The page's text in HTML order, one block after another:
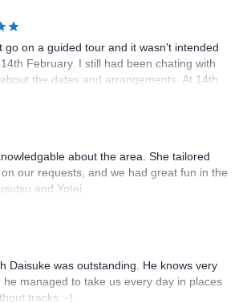
go on a guided tour and it wasn't intended
February. I still had been chating with
the dates and arrangements. At 14th
intended to go on a tour. Sorry, maybe
Waturu anymore to proof that we were
date. Due to an infect I'm not going to be
with Waturu before I leave. Would you
consider a refund of my payment, as to
reasons. Kind regards Sascha
about the area. She tailored
our requests, and we had great fun in the
and Yotei.
Daisuke was outstanding. He knows very
he managed to take us every day in places
tracks :-).